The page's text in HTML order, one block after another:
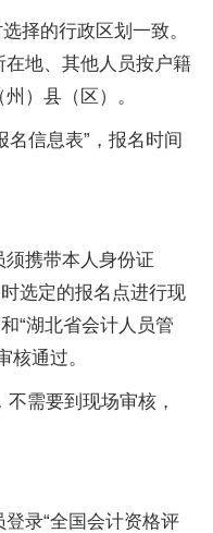
择的行政区划一致。
地、其他人员按户籍
）县（区）。
名信息表”，报名时间
须携带本人身份证
选定的报名点进行现
“湖北省会计人员管
核通过。
需要到现场审核，
录“全国会计资格评